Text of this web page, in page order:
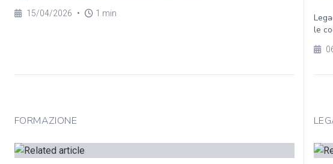
15/04/2026 • 1 min
le
FORMAZIONE